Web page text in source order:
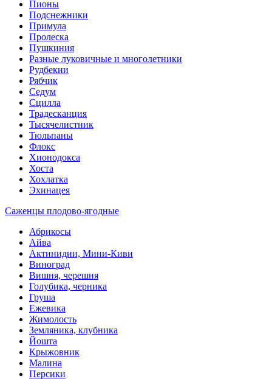
Пионы
Подснежники
Примула
Пролеска
Пушкиния
Разные луковичные и многолетники
Рудбекии
Рябчик
Седум
Сцилла
Традесканция
Тысячелистник
Тюльпаны
Флокс
Хионодокса
Хоста
Хохлатка
Эхинацея
Саженцы плодово-ягодные
Абрикосы
Айва
Актинидии, Мини-Киви
Виноград
Вишня, черешня
Голубика, черника
Груша
Ежевика
Жимолость
Земляника, клубника
Йошта
Крыжовник
Малина
Персики